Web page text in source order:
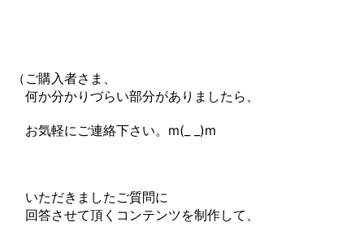
（ご購入者さま、
何か分かりづらい部分がありましたら、
お気軽にご連絡下さい。m(_ _)m
いただきましたご質問に
回答させて頂くコンテンツを制作して、